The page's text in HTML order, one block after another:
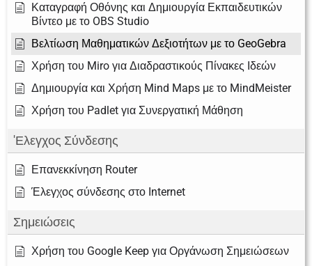
Καταγραφή Οθόνης και Δημιουργία Εκπαιδευτικών
Βίντεο με το OBS Studio
Βελτίωση Μαθηματικών Δεξιοτήτων με το GeoGebra
Χρήση του Miro για Διαδραστικούς Πίνακες Ιδεών
Δημιουργία και Χρήση Mind Maps με το MindMeister
Χρήση του Padlet για Συνεργατική Μάθηση
'Ελεγχος Σύνδεσης
Επανεκκίνηση Router
Έλεγχος σύνδεσης στο Internet
Σημειώσεις
Χρήση του Google Keep για Οργάνωση Σημειώσεων